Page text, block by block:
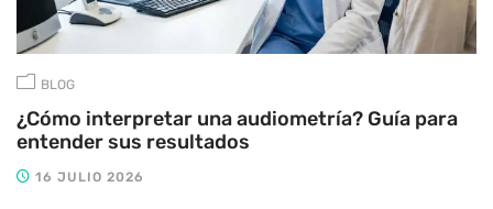
BLOG
¿Cómo interpretar una audiometría? Guía para
entender sus resultados
16 JULIO 2026